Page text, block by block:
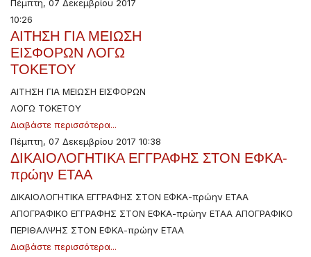
Πέμπτη, 07 Δεκεμβρίου 2017
10:26
ΑΙΤΗΣΗ ΓΙΑ ΜΕΙΩΣΗ
ΕΙΣΦΟΡΩΝ ΛΟΓΩ
ΤΟΚΕΤΟΥ
ΑΙΤΗΣΗ ΓΙΑ ΜΕΙΩΣΗ ΕΙΣΦΟΡΩΝ
ΛΟΓΩ ΤΟΚΕΤΟΥ
Διαβάστε περισσότερα...
Πέμπτη, 07 Δεκεμβρίου 2017 10:38
ΔΙΚΑΙΟΛΟΓΗΤΙΚΑ ΕΓΓΡΑΦΗΣ ΣΤΟΝ ΕΦΚΑ-
πρώην ΕΤΑΑ
ΔΙΚΑΙΟΛΟΓΗΤΙΚΑ ΕΓΓΡΑΦΗΣ ΣΤΟΝ ΕΦΚΑ-πρώην ΕΤΑΑ
ΑΠΟΓΡΑΦΙΚΟ ΕΓΓΡΑΦΗΣ ΣΤΟΝ ΕΦΚΑ-πρώην ΕΤΑΑ ΑΠΟΓΡΑΦΙΚΟ
ΠΕΡΙΘΑΛΨΗΣ ΣΤΟΝ ΕΦΚΑ-πρώην ΕΤΑΑ
Διαβάστε περισσότερα...